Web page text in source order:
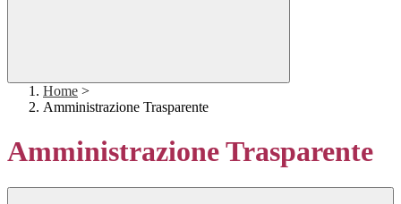
Home >
Amministrazione Trasparente
Amministrazione Trasparente